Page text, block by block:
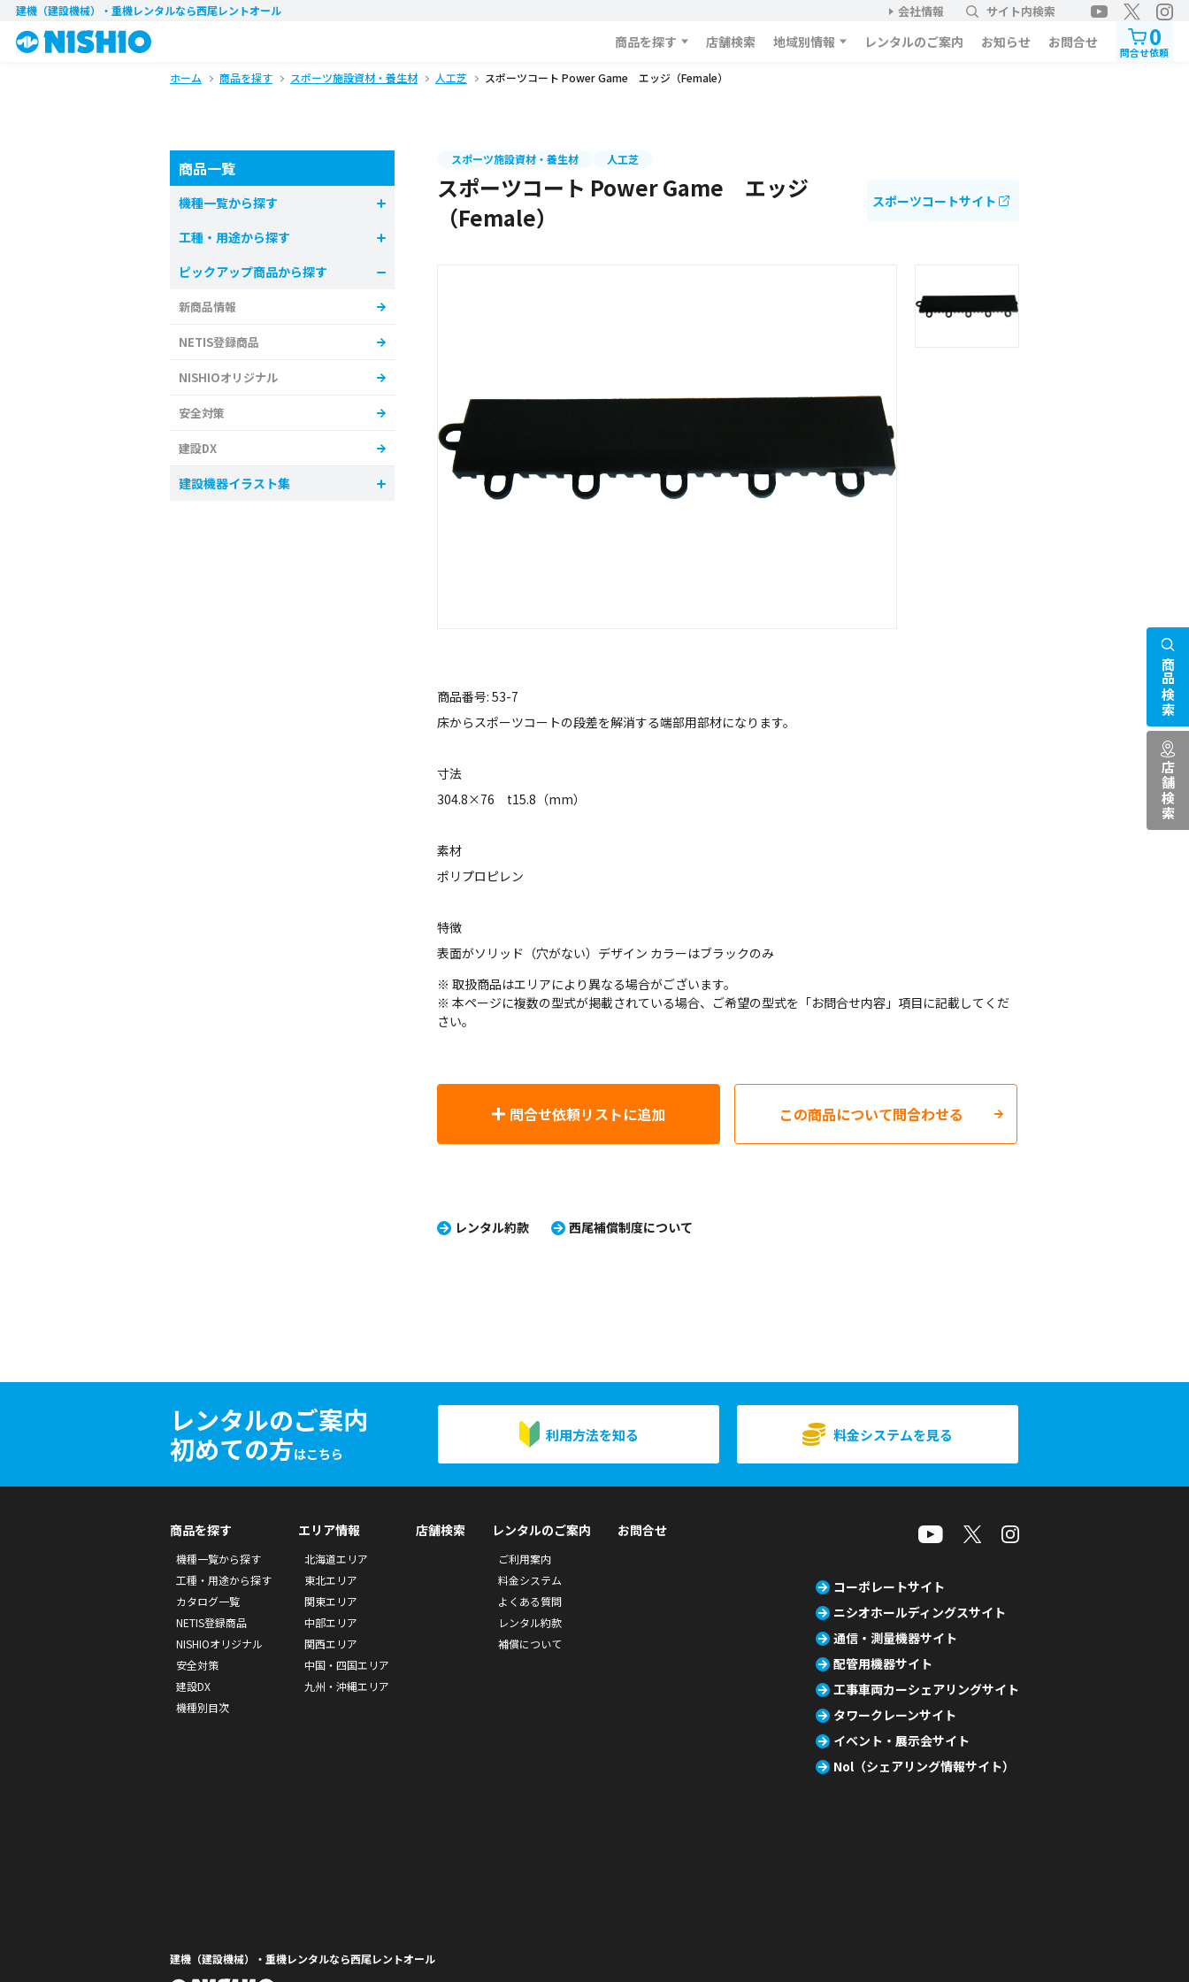
建機（建設機械）・重機レンタルなら西尾レントオール 会社情報 サイト内検索
商品を探す 店舗検索 地域別情報 レンタルのご案内 お知らせ お問合せ 0
問合せ依頼
ホーム 商品を探す スポーツ施設資材・養生材 人工芝 スポーツコート Power Game エッジ（Female）
スポーツ施設資材・養生材 人工芝
スポーツコート Power Game エッジ
（Female）
スポーツコートサイト
商品番号: 53-7
床からスポーツコートの段差を解消する端部用部材になります。
寸法
304.8×76 t15.8（mm）
素材
ポリプロピレン
特徴
表面がソリッド（穴がない）デザイン カラーはブラックのみ
※ 取扱商品はエリアにより異なる場合がございます。
※ 本ページに複数の型式が掲載されている場合、ご希望の型式を「お問合せ内容」項目に記載してくだ
さい。
問合せ依頼リストに追加 この商品について問合わせる
レンタル約款 西尾補償制度について
商品一覧
機種一覧から探す
工種・用途から探す
ピックアップ商品から探す
新商品情報
NETIS登録商品
NISHIOオリジナル
安全対策
建設DX
建設機器イラスト集
レンタルのご案内
初めての方はこちら
利用方法を知る 料金システムを見る
商品検索
店舗検索
商品を探す
機種一覧から探す
工種・用途から探す
カタログ一覧
NETIS登録商品
NISHIOオリジナル
安全対策
建設DX
機種別目次
エリア情報
北海道エリア
東北エリア
関東エリア
中部エリア
関西エリア
中国・四国エリア
九州・沖縄エリア
店舗検索 レンタルのご案内
ご利用案内
料金システム
よくある質問
レンタル約款
補償について
お問合せ
コーポレートサイト
ニシオホールディングスサイト
通信・測量機器サイト
配管用機器サイト
工事車両カーシェアリングサイト
タワークレーンサイト
イベント・展示会サイト
Nol（シェアリング情報サイト）
建機（建設機械）・重機レンタルなら西尾レントオール